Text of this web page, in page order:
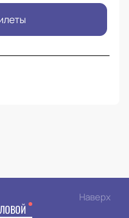
Наверх